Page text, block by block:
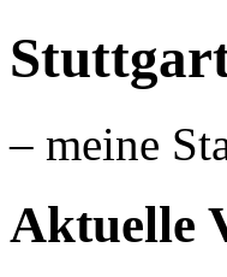
– meine
Aktuelle